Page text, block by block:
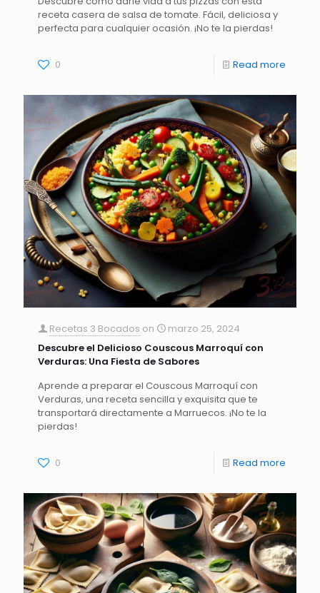
receta casera de salsa de tomate. Fácil, deliciosa y
perfecta para cualquier ocasión. ¡No te la pierdas!
0 Read more
Recetas 3 Bocados on
marzo 25, 2024
Descubre el Delicioso Couscous Marroquí con
Verduras: Una Fiesta de Sabores
Aprende a preparar el Couscous Marroquí con
Verduras, una receta sencilla y exquisita que te
transportará directamente a Marruecos. ¡No te la
pierdas!
0 Read more